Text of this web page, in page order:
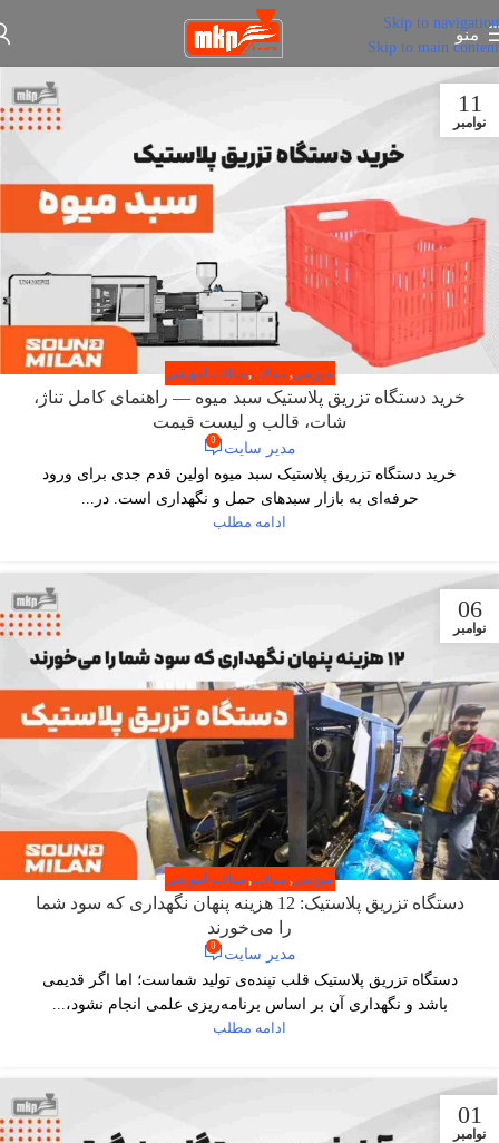
Skip to navigation
Skip to main content
منو
11
نوامبر
آموزشی, مقالات, مقالات آموزشی
خرید دستگاه تزریق پلاستیک سبد میوه — راهنمای کامل تناژ،
شات، قالب و لیست قیمت
مدیر سایت 0
خرید دستگاه تزریق پلاستیک سبد میوه اولین قدم جدی برای ورود
حرفه‌ای به بازار سبدهای حمل و نگهداری است. در...
ادامه مطلب
06
نوامبر
آموزشی, مقالات, مقالات آموزشی
دستگاه تزریق پلاستیک: 12 هزینه پنهان نگهداری که سود شما
را می‌خورند
مدیر سایت 0
دستگاه تزریق پلاستیک قلب تپنده‌ی تولید شماست؛ اما اگر قدیمی
باشد و نگهداری آن بر اساس برنامه‌ریزی علمی انجام نشود،...
ادامه مطلب
01
نوامبر